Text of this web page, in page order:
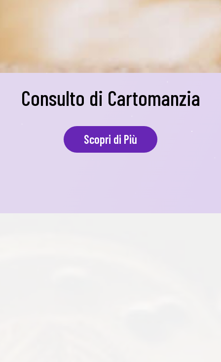
Consulto di Cartomanzia
Scopri di Più